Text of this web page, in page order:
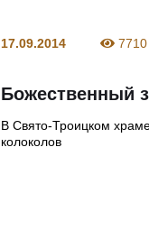
17.09.2014 7710
Божественный
В Свято-Троицком
колоколов